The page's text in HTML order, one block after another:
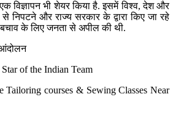
विज्ञापन भी शेयर किया है. इसमें विश्व, देश और
और राज्य सरकार के द्वारा किए जा रहे
के लिए जनता से अपील की थी.
आंदोलन
of the Indian Team
Tailoring courses & Sewing Classes Near